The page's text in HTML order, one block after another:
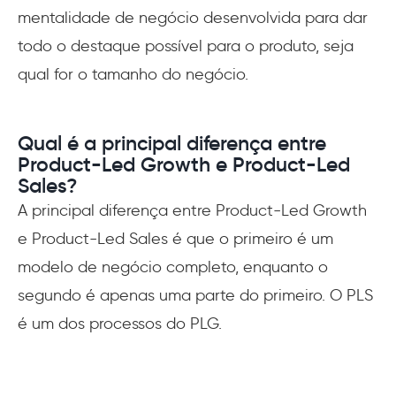
mentalidade de negócio desenvolvida para dar
todo o destaque possível para o produto, seja
qual for o tamanho do negócio.
Qual é a principal diferença entre
Product-Led Growth e Product-Led
Sales?
A principal diferença entre Product-Led Growth
e Product-Led Sales é que o primeiro é um
modelo de negócio completo, enquanto o
segundo é apenas uma parte do primeiro. O PLS
é um dos processos do PLG.